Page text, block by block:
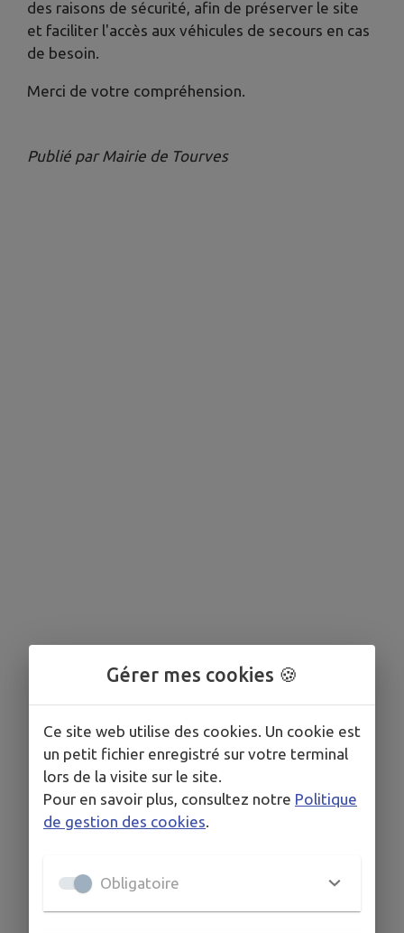
des raisons de sécurité, afin de préserver le site
et faciliter l'accès aux véhicules de secours en cas
de besoin.
Merci de votre compréhension.
Publié par Mairie de Tourves
Gérer mes cookies 🍪
Ce site web utilise des cookies. Un cookie est
un petit fichier enregistré sur votre terminal
lors de la visite sur le site.
Pour en savoir plus, consultez notre Politique
de gestion des cookies
Obligatoire